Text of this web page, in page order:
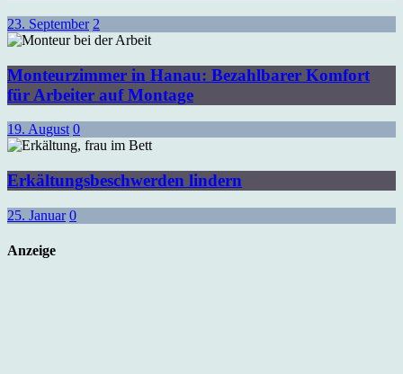
23. September 2
Monteurzimmer in Hanau: Bezahlbarer Komfort
für Arbeiter auf Montage
19. August 0
Erkältungsbeschwerden lindern
25. Januar 0
Anzeige